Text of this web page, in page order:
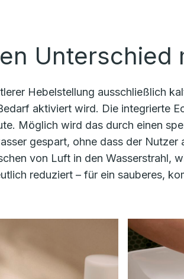
Unterschied
Hebelstellung ausschließlich
aktiviert wird. Die integrierte
Möglich wird das durch einen
gespart, ohne dass der
von Luft in den Wasserstrahl,
reduziert – für ein sauberes,